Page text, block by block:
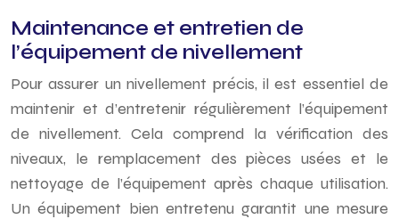
Maintenance et entretien de
l’équipement de nivellement
Pour assurer un nivellement précis, il est essentiel de
maintenir et d’entretenir régulièrement l’équipement
de nivellement. Cela comprend la vérification des
niveaux, le remplacement des pièces usées et le
nettoyage de l’équipement après chaque utilisation.
Un équipement bien entretenu garantit une mesure